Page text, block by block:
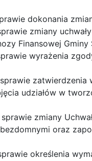
dokonania
zmiany
Finansowej
wyrażenia
zatwierdzenia
udziałów w
zmiany
oraz
określenia